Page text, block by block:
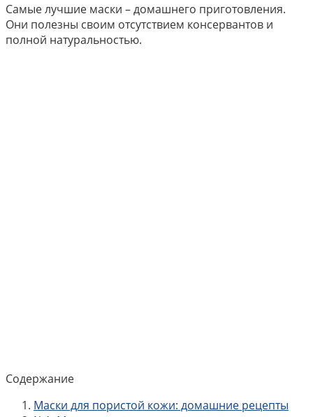
Самые лучшие маски – домашнего приготовления.
Они полезны своим отсутствием консервантов и
полной натуральностью.
Содержание
Маски для пористой кожи: домашние рецепты